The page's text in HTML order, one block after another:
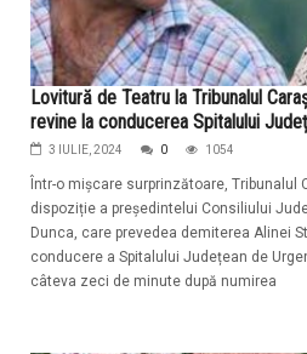
Lovitură de Teatru la Tribunalul
revine la conducerea Spitalului
3 IULIE, 2024 0 1054
Într-o mișcare surprinzătoare, Tribunalul
dispoziție a președintelui Consiliului
Dunca, care prevedea demiterea Alinei
conducere a Spitalului Județean de
câteva zeci de minute după numirea